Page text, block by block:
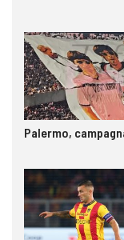
Palermo,